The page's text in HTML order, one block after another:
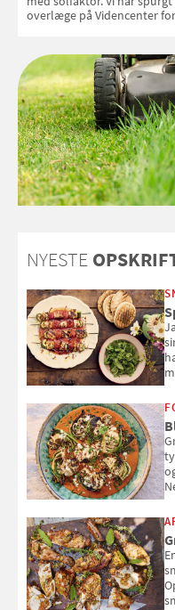
overlæge på Videncenter for
med SPF kan erstatte
solcreme, når man bevæger
sig ud i solen
NYESTE